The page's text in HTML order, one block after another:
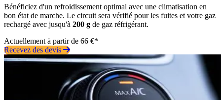
Bénéficiez d'un refroidissement optimal avec une climatisation en
bon état de marche. Le circuit sera vérifié pour les fuites et votre gaz
rechargé avec jusqu'à 200 g de gaz réfrigérant.
Actuellement à partir de 66 €*
Recevez des devis